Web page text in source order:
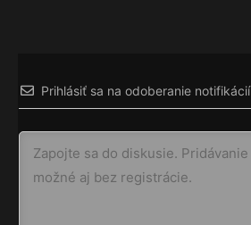
Prihlásiť sa na odoberanie notifikácií